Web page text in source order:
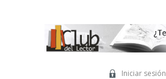
Iniciar sesión